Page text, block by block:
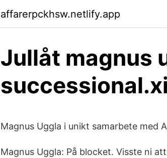
affarerpckhsw.netlify.app
Jullåt magnus
Magnus Uggla i unikt samarbete med
Magnus Uggla: På blocket. Visste ni